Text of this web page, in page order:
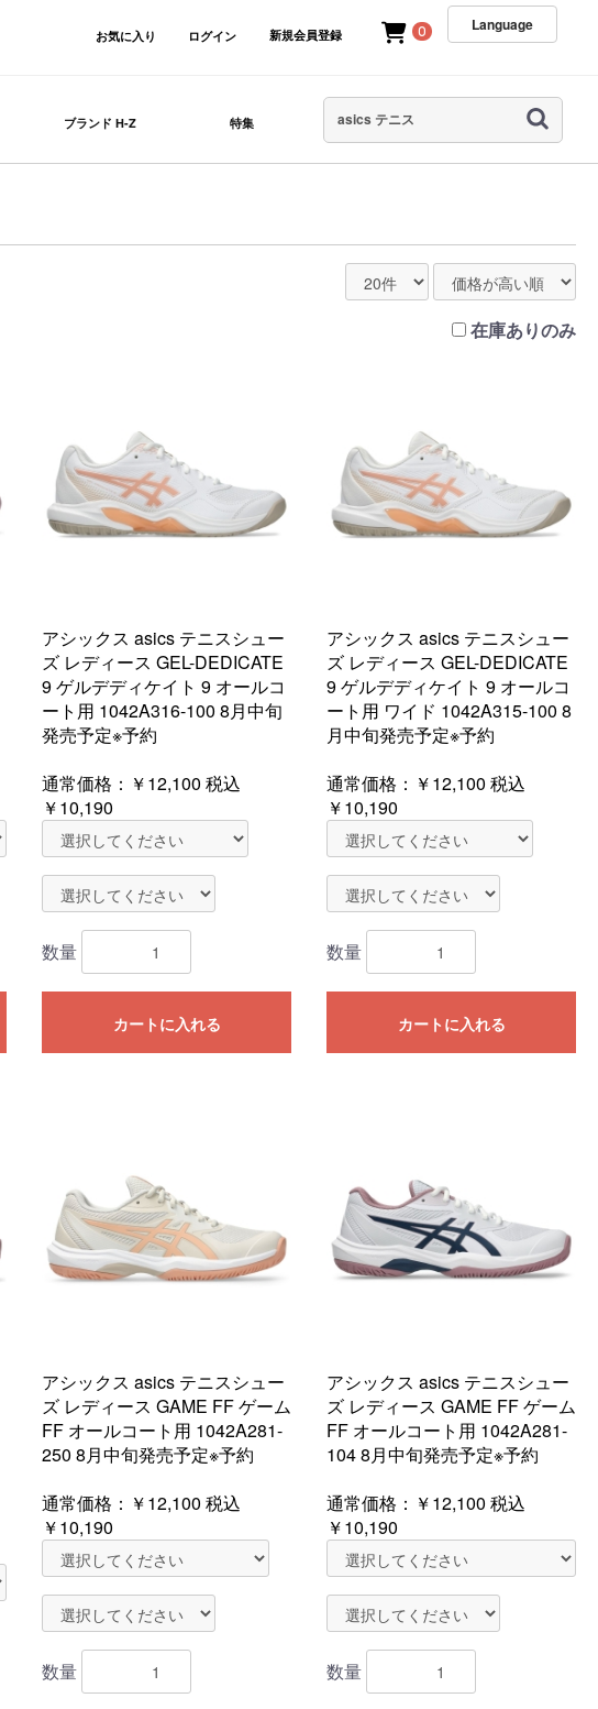
お気に入り ログイン 新規会員登録 0 Language
ブランド H-Z 特集
在庫ありのみ
アシックス asics テニスシュー
ズ レディース GEL-DEDICATE
9 ゲルデディケイト 9 オールコ
ート用 1042A316-100 8月中旬
発売予定※予約
通常価格： ￥12,100 税込
￥10,190
数量
カートに入れる
アシックス asics テニスシュー
ズ レディース GEL-DEDICATE
9 ゲルデディケイト 9 オールコ
ート用 ワイド 1042A315-100 8
月中旬発売予定※予約
通常価格： ￥12,100 税込
￥10,190
数量
カートに入れる
アシックス asics テニスシュー
ズ レディース GAME FF ゲーム
FF オールコート用 1042A281-
250 8月中旬発売予定※予約
通常価格： ￥12,100 税込
￥10,190
数量
アシックス asics テニスシュー
ズ レディース GAME FF ゲーム
FF オールコート用 1042A281-
104 8月中旬発売予定※予約
通常価格： ￥12,100 税込
￥10,190
数量